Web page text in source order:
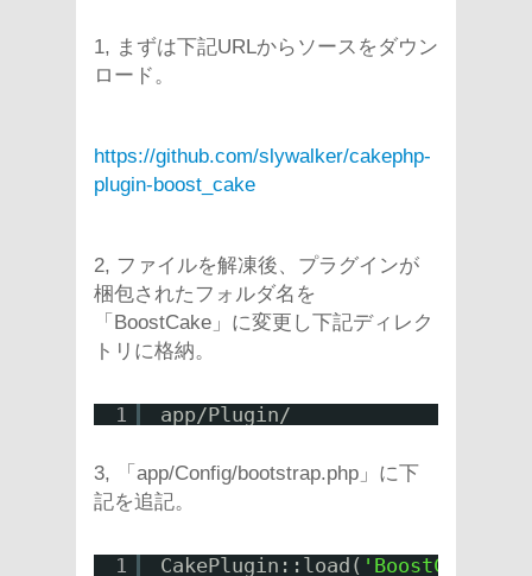
1, まずは下記URLからソースをダウン
ロード。
https://github.com/slywalker/cakephp-
plugin-boost_cake
2, ファイルを解凍後、プラグインが
梱包されたフォルダ名を
「BoostCake」に変更し下記ディレク
トリに格納。
1 app/Plugin/
3, 「app/Config/bootstrap.php」に下
記を追記。
1 CakePlugin::load( 'BoostCake'